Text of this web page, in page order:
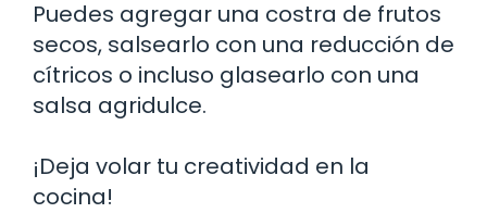
Puedes agregar una costra de frutos
secos, salsearlo con una reducción de
cítricos o incluso glasearlo con una
salsa agridulce.
¡Deja volar tu creatividad en la
cocina!